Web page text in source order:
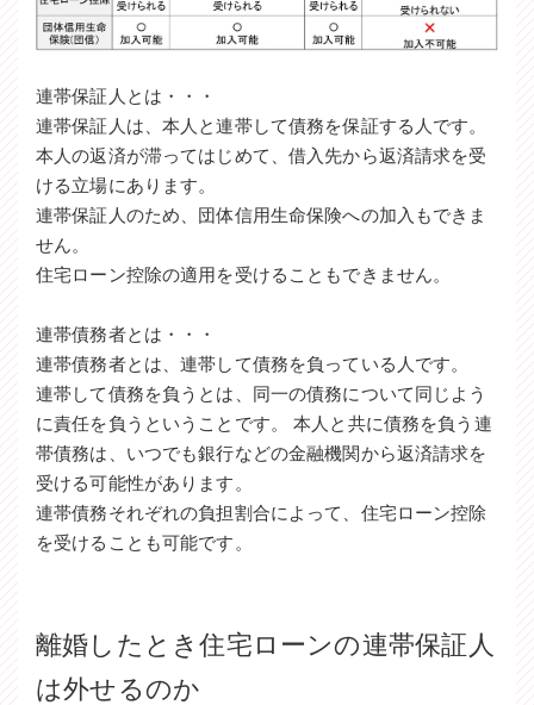
連帯保証人とは・・・
連帯保証人は、本人と連帯して債務を保証する人です。
本人の返済が滞ってはじめて、借入先から返済請求を受
ける立場にあります。
連帯保証人のため、団体信用生命保険への加入もできま
せん。
住宅ローン控除の適用を受けることもできません。
連帯債務者とは・・・
連帯債務者とは、連帯して債務を負っている人です。
連帯して債務を負うとは、同一の債務について同じよう
に責任を負うということです。 本人と共に債務を負う連
帯債務は、いつでも銀行などの金融機関から返済請求を
受ける可能性があります。
連帯債務それぞれの負担割合によって、住宅ローン控除
を受けることも可能です。
離婚したとき住宅ローンの連帯保証人
は外せるのか